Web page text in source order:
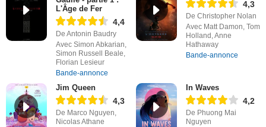
L'Âge de Fer
4,4
De Antonin Baudry
Avec Simon Abkarian,
Simon Russell Beale,
Florian Lesieur
Bande-annonce
4,3
De Christopher Nolan
Avec Matt Damon, Tom
Holland, Anne
Hathaway
Bande-annonce
Jim Queen
4,3
De Marco Nguyen,
Nicolas Athane
In Waves
4,2
De Phuong Mai
Nguyen